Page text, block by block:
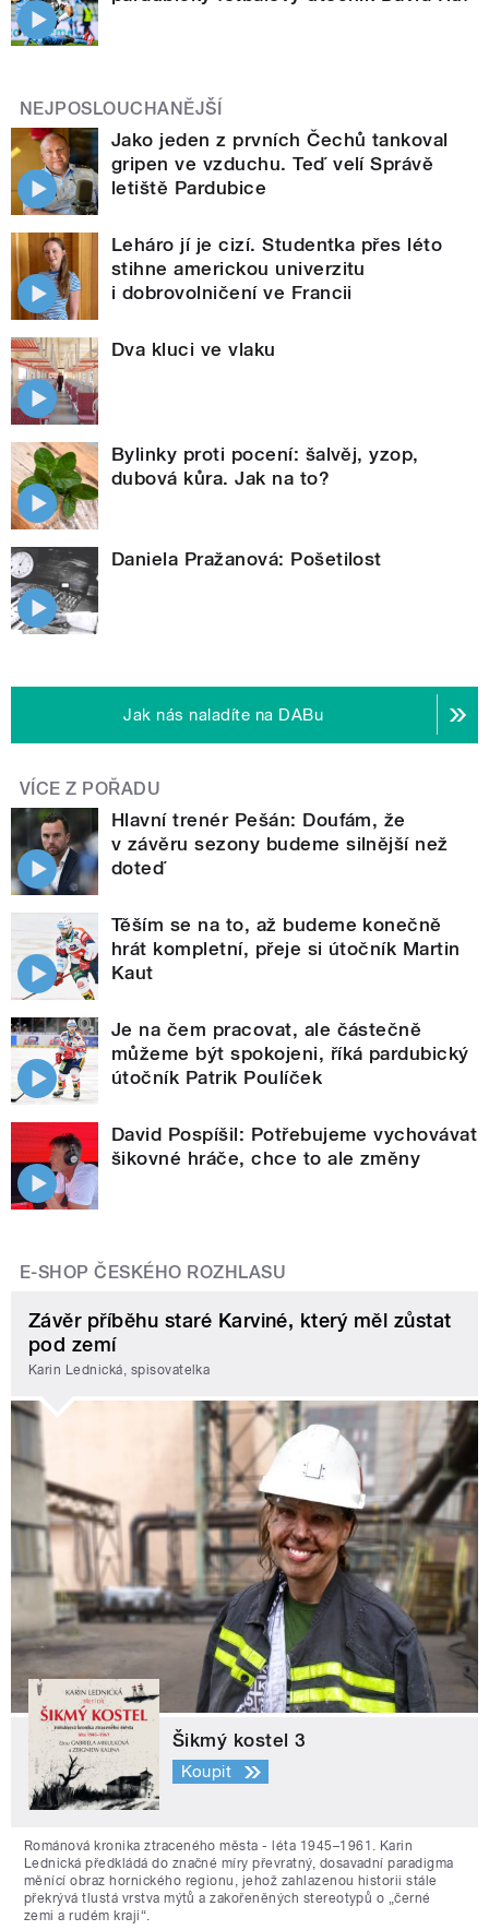
NEJPOSLOUCHANĚJŠÍ
Jako jeden z prvních Čechů tankoval
gripen ve vzduchu. Teď velí Správě
letiště Pardubice
Leháro jí je cizí. Studentka přes léto
stihne americkou univerzitu
i dobrovolničení ve Francii
Dva kluci ve vlaku
Bylinky proti pocení: šalvěj, yzop,
dubová kůra. Jak na to?
Daniela Pražanová: Pošetilost
Jak nás naladíte na DABu
VÍCE Z POŘADU
Hlavní trenér Pešán: Doufám, že
v závěru sezony budeme silnější než
doteď
Těším se na to, až budeme konečně
hrát kompletní, přeje si útočník Martin
Kaut
Je na čem pracovat, ale částečně
můžeme být spokojeni, říká pardubický
útočník Patrik Poulíček
David Pospíšil: Potřebujeme vychovávat
šikovné hráče, chce to ale změny
E-SHOP ČESKÉHO ROZHLASU
Závěr příběhu staré Karviné, který měl zůstat
pod zemí
Karin Lednická, spisovatelka
Šikmý kostel 3
Koupit
Románová kronika ztraceného města - léta 1945–1961. Karin
Lednická předkládá do značné míry převratný, dosavadní paradigma
měnící obraz hornického regionu, jehož zahlazenou historii stále
překrývá tlustá vrstva mýtů a zakořeněných stereotypů o „černé
zemi a rudém kraji“.